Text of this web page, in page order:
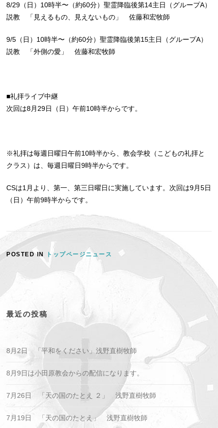
8/29（日）10時半〜（約60分）聖霊降臨後第14主日（グループA）
説教 「見えるもの、見えないもの」 佐藤和宏牧師
9/5（日）10時半〜（約60分）聖霊降臨後第15主日（グループA）
説教 「外側の愛」 佐藤和宏牧師
■礼拝ライブ中継
次回は8月29日（日）午前10時半からです。
※礼拝は毎週日曜日午前10時半から、教会学校（こどもの礼拝と
クラス）は、毎週日曜日9時半からです。
CSは1月より、第一、第三日曜日に実施しています。次回は9月5日
（日）午前9時半からです。
POSTED IN トップページニュース
最近の投稿
8月2日 「平和をください」浅野直樹牧師
8月9日は小田原教会からの配信になります。
7月26日 「天の国のたとえ ２」 浅野直樹牧師
7月19日 「天の国のたとえ」 浅野直樹牧師